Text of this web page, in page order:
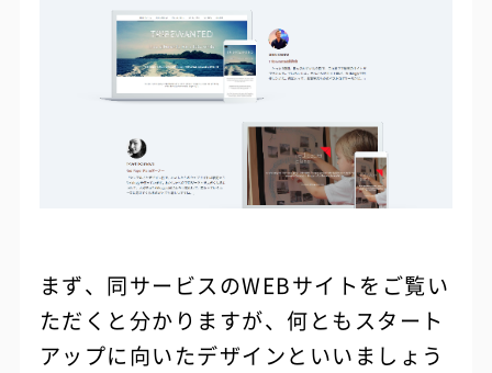
まず、同サービスのWEBサイトをご覧い
ただくと分かりますが、何ともスタート
アップに向いたデザインといいましょう